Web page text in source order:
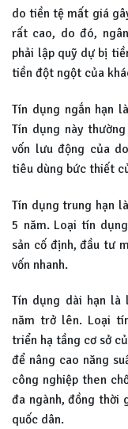
do tiền tệ mất giá
rất cao, do đó,
phải lập quỹ dự bị
tiền đột ngột của
Tín dụng ngắn hạn
Tín dụng này
vốn lưu động của
tiêu dùng bức thiết
Tín dụng trung hạn
5 năm. Loại tín
sản cố định, đầu tư
vốn nhanh.
Tín dụng dài hạn
năm trở lên. Loại
triển hạ tầng cơ sở
để nâng cao năng
công nghiệp then
đa ngành, đồng thời
quốc dân.